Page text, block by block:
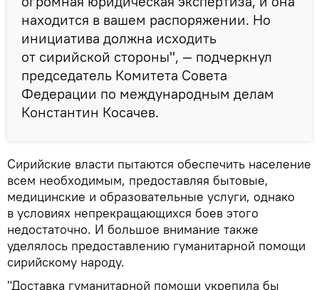
находится в вашем распоряжении. Но
инициатива должна исходить
от сирийской стороны", — подчеркнул
председатель Комитета Совета
Федерации по международным делам
Константин Косачев.
Сирийские власти пытаются обеспечить население
всем необходимым, предоставляя бытовые,
медицинские и образовательные услуги, однако
в условиях непрекращающихся боев этого
недостаточно. И большое внимание также
уделялось предоставлению гуманитарной помощи
сирийскому народу.
"Доставка гуманитарной помощи укрепила бы